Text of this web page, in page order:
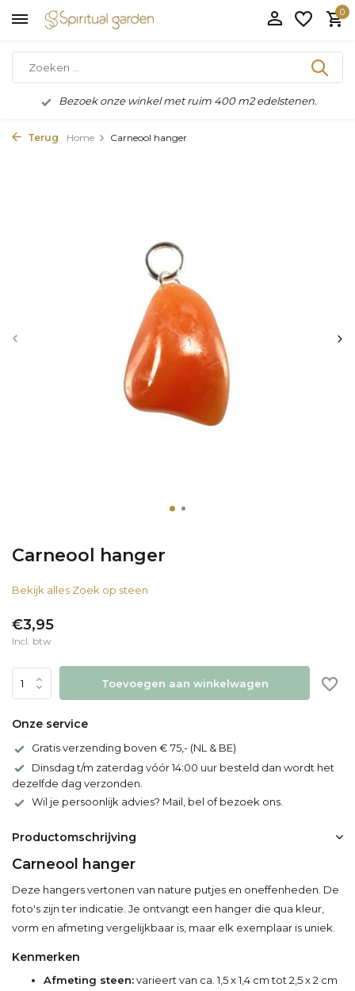
0
Bezoek onze winkel met ruim 400 m2 edelstenen.
Terug Home Carneool hanger
Carneool hanger
Bekijk alles Zoek op steen
€3,95
Incl. btw
Toevoegen aan winkelwagen
Onze service
Gratis verzending boven € 75,- (NL & BE)
Dinsdag t/m zaterdag vóór 14:00 uur besteld dan wordt het
dezelfde dag verzonden.
Wil je persoonlijk advies? Mail, bel of bezoek ons.
Productomschrijving
Carneool hanger
Deze hangers vertonen van nature putjes en oneffenheden. De
foto's zijn ter indicatie. Je ontvangt een hanger die qua kleur,
vorm en afmeting vergelijkbaar is, maar elk exemplaar is uniek.
Kenmerken
Afmeting steen:varieert van ca. 1,5 x 1,4 cm tot 2,5 x 2 cm